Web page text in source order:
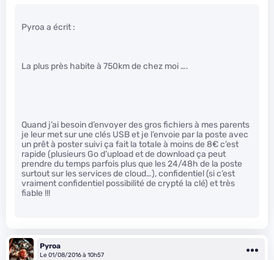
Pyroa a écrit :
La plus près habite à 750km de chez moi ….
Quand j’ai besoin d’envoyer des gros fichiers à mes parents
je leur met sur une clés USB et je l’envoie par la poste avec
un prêt à poster suivi ça fait la totale à moins de 8€ c’est
rapide (plusieurs Go d’upload et de download ça peut
prendre du temps parfois plus que les 24/48h de la poste
surtout sur les services de cloud…), confidentiel (si c’est
vraiment confidentiel possibilité de crypté la clé) et très
fiable !!!
Pyroa
Le 01/08/2016 à 10h57